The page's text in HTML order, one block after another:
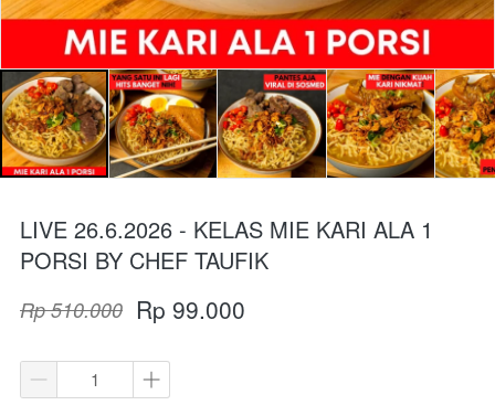
LIVE 26.6.2026 - KELAS MIE KARI ALA 1
PORSI BY CHEF TAUFIK
Rp 510.000 Rp 99.000